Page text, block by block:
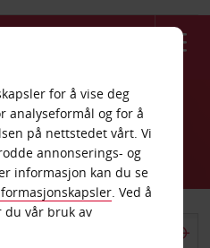
Agency
for å vise deg
analyseformål og for å
på nettstedet vårt. Vi
annonserings- og
informasjon kan du se
. Ved å
du vår bruk av